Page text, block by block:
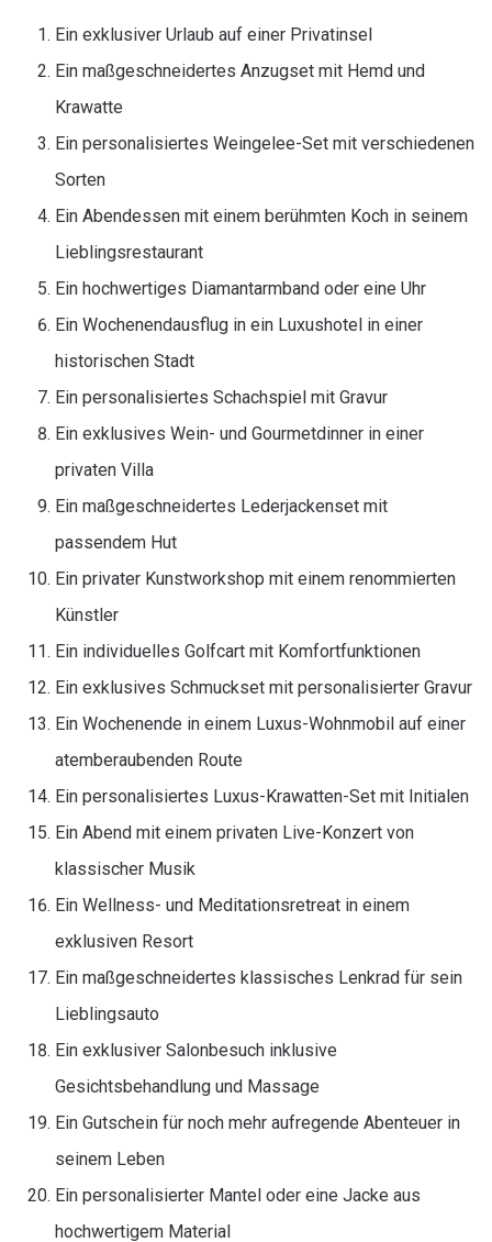
Ein exklusiver Urlaub auf einer Privatinsel
Ein maßgeschneidertes Anzugset mit Hemd und
Krawatte
Ein personalisiertes Weingelee-Set mit verschiedenen
Sorten
Ein Abendessen mit einem berühmten Koch in seinem
Lieblingsrestaurant
Ein hochwertiges Diamantarmband oder eine Uhr
Ein Wochenendausflug in ein Luxushotel in einer
historischen Stadt
Ein personalisiertes Schachspiel mit Gravur
Ein exklusives Wein- und Gourmetdinner in einer
privaten Villa
Ein maßgeschneidertes Lederjackenset mit
passendem Hut
Ein privater Kunstworkshop mit einem renommierten
Künstler
Ein individuelles Golfcart mit Komfortfunktionen
Ein exklusives Schmuckset mit personalisierter Gravur
Ein Wochenende in einem Luxus-Wohnmobil auf einer
atemberaubenden Route
Ein personalisiertes Luxus-Krawatten-Set mit Initialen
Ein Abend mit einem privaten Live-Konzert von
klassischer Musik
Ein Wellness- und Meditationsretreat in einem
exklusiven Resort
Ein maßgeschneidertes klassisches Lenkrad für sein
Lieblingsauto
Ein exklusiver Salonbesuch inklusive
Gesichtsbehandlung und Massage
Ein Gutschein für noch mehr aufregende Abenteuer in
seinem Leben
Ein personalisierter Mantel oder eine Jacke aus
hochwertigem Material